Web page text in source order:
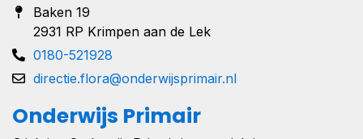
Baken 19
2931 RP Krimpen aan de Lek
0180-521928
directie.flora@onderwijsprimair.nl
Onderwijs Primair